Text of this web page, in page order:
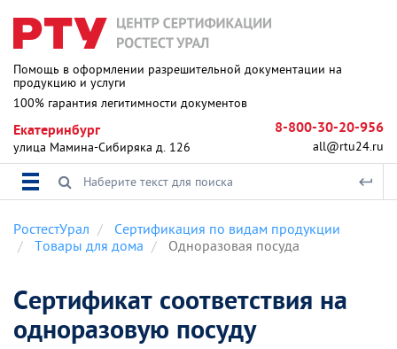
Помощь в оформлении разрешительной документации на
продукцию и услуги
100% гарантия легитимности документов
Екатеринбург
улица Мамина-Сибиряка д. 126
8-800-30-20-956
all@rtu24.ru
РостестУрал
Сертификация по видам продукции
Товары для дома
Одноразовая посуда
Сертификат соответствия на
одноразовую посуду